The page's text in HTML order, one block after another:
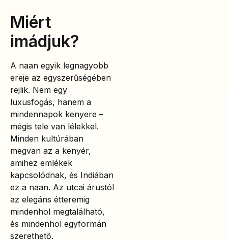
Miért
imádjuk?
A naan egyik legnagyobb
ereje az egyszerűségében
rejlik. Nem egy
luxusfogás, hanem a
mindennapok kenyere –
mégis tele van lélekkel.
Minden kultúrában
megvan az a kenyér,
amihez emlékek
kapcsolódnak, és Indiában
ez a naan. Az utcai árustól
az elegáns étteremig
mindenhol megtalálható,
és mindenhol egyformán
szerethető.